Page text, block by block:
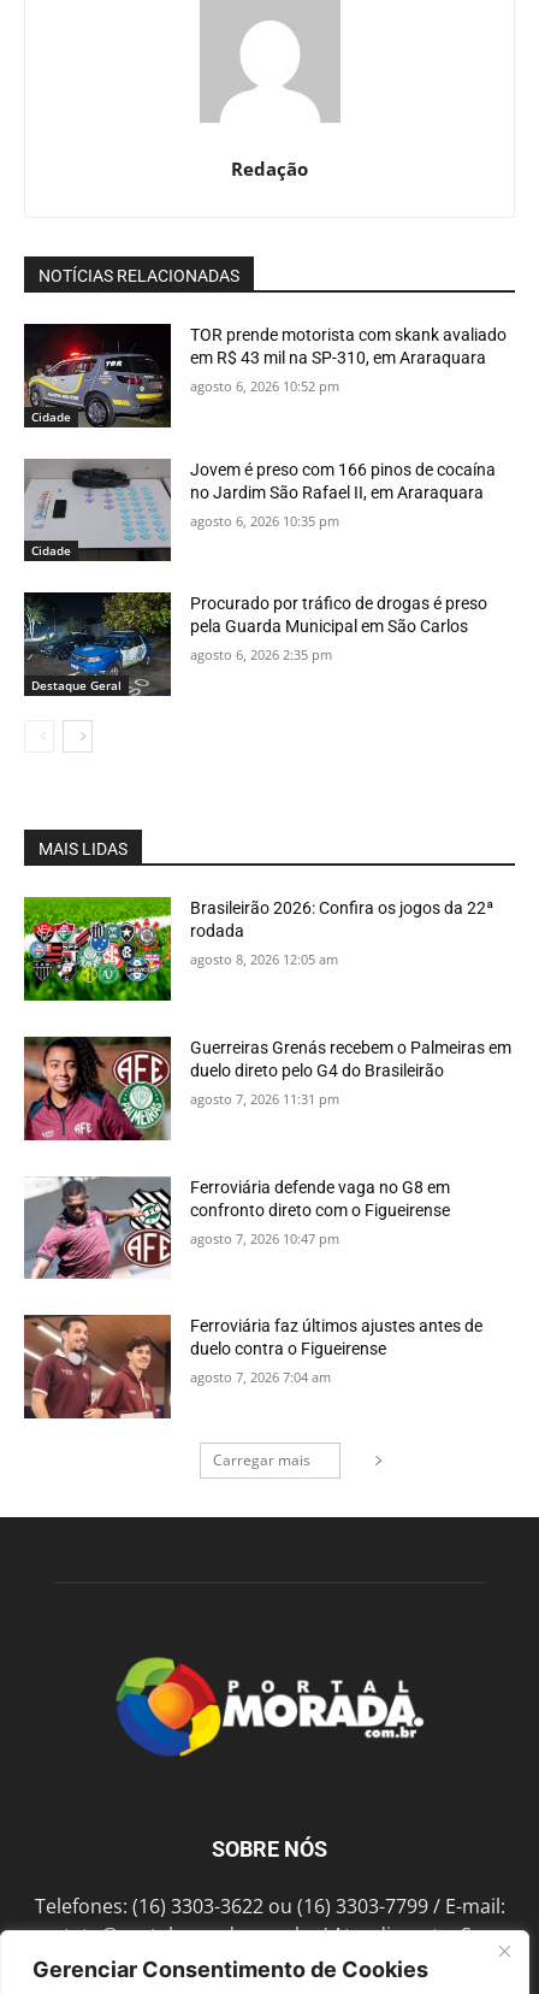
Gerenciar Consentimento de Cookies
Redação
NOTÍCIAS RELACIONADAS
Cidade
TOR prende motorista com skank avaliado
em R$ 43 mil na SP-310, em Araraquara
agosto 6, 2026 10:52 pm
Cidade
Jovem é preso com 166 pinos de cocaína
no Jardim São Rafael II, em Araraquara
agosto 6, 2026 10:35 pm
Destaque Geral
Procurado por tráfico de drogas é preso
pela Guarda Municipal em São Carlos
agosto 6, 2026 2:35 pm
MAIS LIDAS
Brasileirão 2026: Confira os jogos da 22ª
rodada
agosto 8, 2026 12:05 am
Guerreiras Grenás recebem o Palmeiras em
duelo direto pelo G4 do Brasileirão
agosto 7, 2026 11:31 pm
Ferroviária defende vaga no G8 em
confronto direto com o Figueirense
agosto 7, 2026 10:47 pm
Ferroviária faz últimos ajustes antes de
duelo contra o Figueirense
agosto 7, 2026 7:04 am
Carregar mais
SOBRE NÓS
Telefones: (16) 3303-3622 ou (16) 3303-7799 / E-mail:
contato@portalmorada.com.br/ Atendimento: Seg a
Sex das 8h às 18h / Endereço: Av. Bento de Abreu, 889